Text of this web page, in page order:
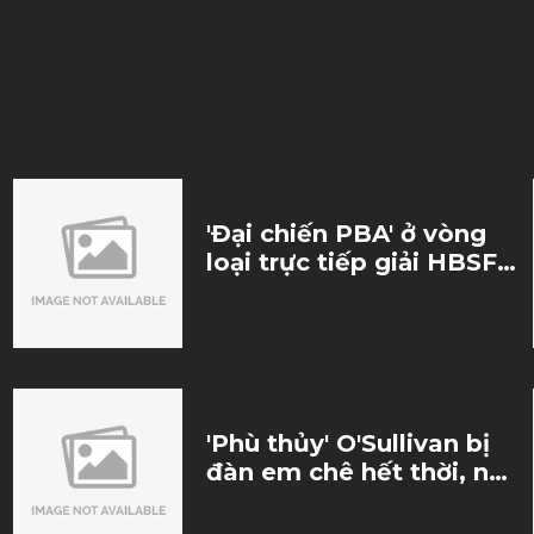
'Đại chiến PBA' ở vòng
loại trực tiếp giải HBSF
'Phù thủy' O'Sullivan bị
đàn em chê hết thời, nên